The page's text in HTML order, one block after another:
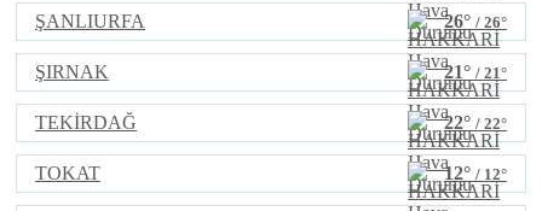
ŞANLIURFA 26° / 26°
ŞIRNAK 21° / 21°
TEKİRDAĞ 22° / 22°
TOKAT 12° / 12°